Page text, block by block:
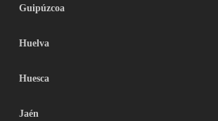
Guipúzcoa
Huelva
Huesca
Jaén